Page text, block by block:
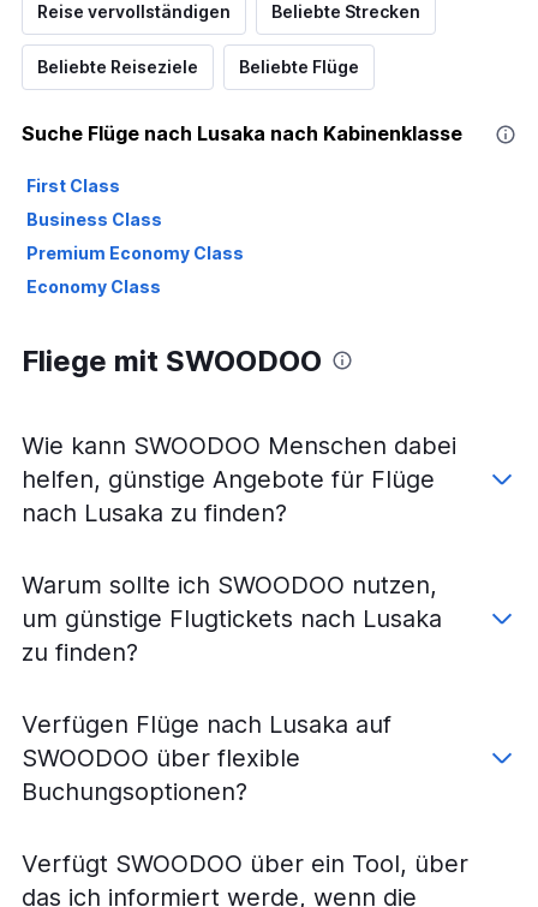
Reise vervollständigen Beliebte Strecken
Beliebte Reiseziele Beliebte Flüge
Suche Flüge nach Lusaka nach Kabinenklasse
First Class
Business Class
Premium Economy Class
Economy Class
Fliege mit SWOODOO
Wie kann SWOODOO Menschen dabei
helfen, günstige Angebote für Flüge
nach Lusaka zu finden?
Warum sollte ich SWOODOO nutzen,
um günstige Flugtickets nach Lusaka
zu finden?
Verfügen Flüge nach Lusaka auf
SWOODOO über flexible
Buchungsoptionen?
Verfügt SWOODOO über ein Tool, über
das ich informiert werde, wenn die